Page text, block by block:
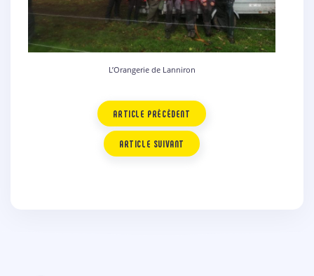
L’Orangerie de Lanniron
ARTICLE PRÉCÉDENT
ARTICLE SUIVANT